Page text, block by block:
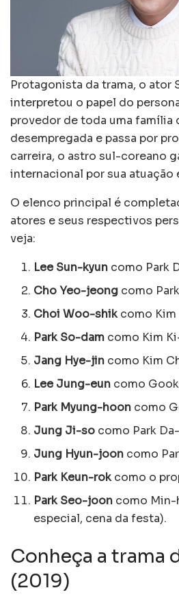
Protagonista da trama, o ator
interpretou o papel do
provedor de toda uma família
desempregada e passa por
carreira, o astro sul-coreano
internacional por sua atuação
O elenco principal é
atores e seus respectivos
veja:
Lee Sun-kyun como Park
Cho Yeo-jeong como
Choi Woo-shikcomo Kim
Park So-dam como Kim
Jang Hye-jin como Kim
Lee Jung-eun como
Park Myung-hoon como
Jung Ji-so como Park
Jung Hyun-joon como
Park Keun-rokcomo o
Park Seo-joon como Min-
especial, cena da festa).
Conheça a trama
(2019)